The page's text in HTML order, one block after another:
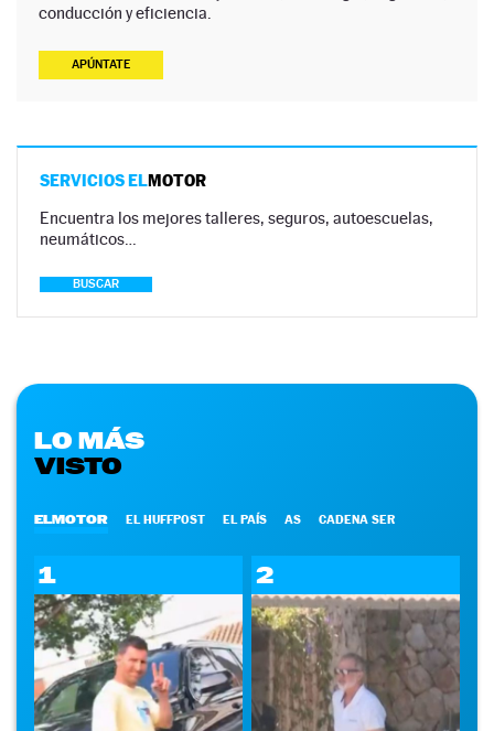
conducción y eficiencia.
APÚNTATE
SERVICIOS ELMOTOR
Encuentra los mejores talleres, seguros, autoescuelas,
neumáticos…
BUSCAR
LO MÁS
VISTO
ELMOTOR EL HUFFPOST EL PAÍS AS CADENA SER
1 2